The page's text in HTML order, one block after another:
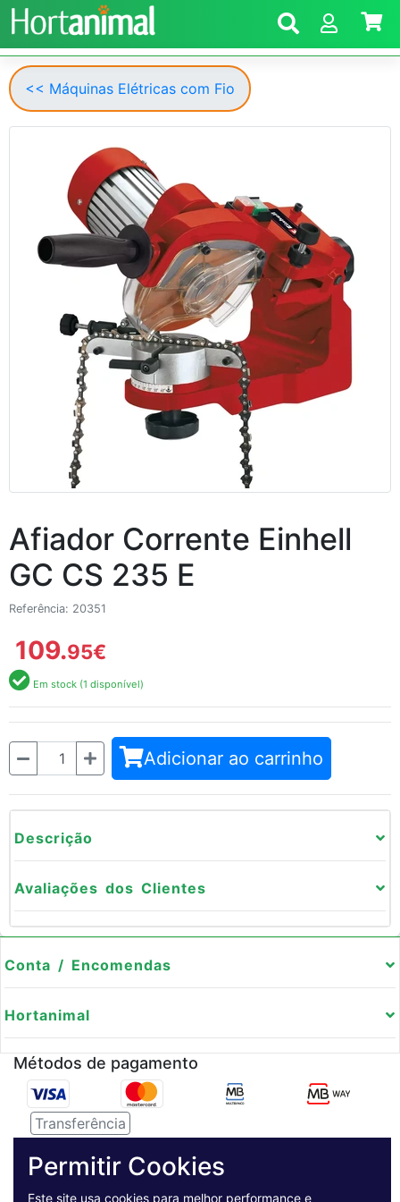
<< Máquinas Elétricas com Fio
Afiador Corrente Einhell
GC CS 235 E
Referência: 20351
109.95€
Em stock (1 disponível)
Quantidade Adicionar ao carrinho
Descrição
Avaliações dos Clientes
Conta / Encomendas
Hortanimal
Métodos de pagamento
Transferência
Permitir Cookies
Este site usa cookies para melhor performance e